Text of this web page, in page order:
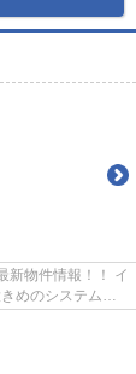
新物件情報！！ イ
めのシステムキ